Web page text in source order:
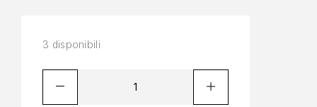
3 disponibili